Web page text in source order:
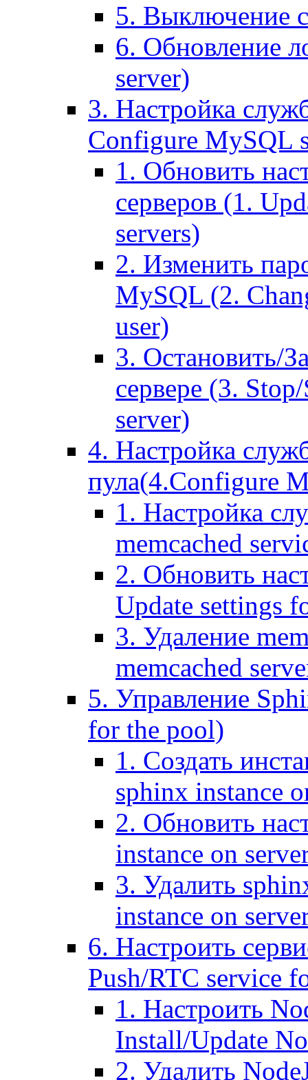
5. Выключение
6. Обновление
server)
3. Настройка
Configure MySQL
1. Обновить
серверов (1.
servers)
2. Изменить
MySQL (2.
user)
3. Остановить/
сервере (3.
server)
4. Настройка
пула(4.Configure
1. Настройка
memcached
2. Обновить
Update settings
3. Удаление
memcached
5. Управление
for the pool)
1. Создать
sphinx instance
2. Обновить
instance on
3. Удалить
instance on
6. Настроить
Push/RTC service
1. Настроить
Install/Update
2. Удалить